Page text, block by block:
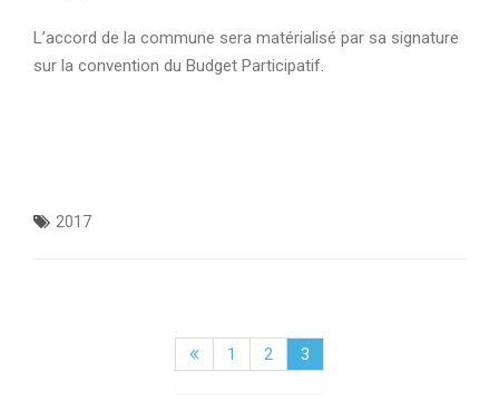
L’accord de la commune sera matérialisé par sa signature
sur la convention du Budget Participatif.
2017
Navigation
1 2 3